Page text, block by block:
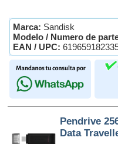
Marca: Sandisk
Modelo / Numero de
EAN / UPC:
Pendrive
Data